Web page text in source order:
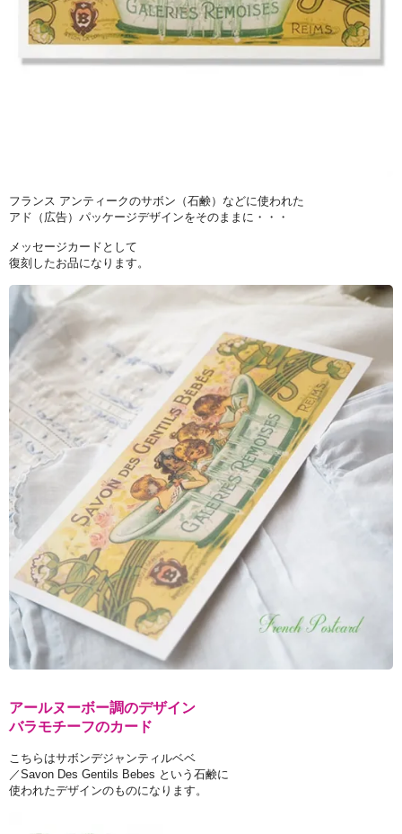
フランス アンティークのサボン（石鹸）などに使われた
アド（広告）パッケージデザインをそのままに・・・
メッセージカードとして
復刻したお品になります。
アールヌーボー調のデザイン
バラモチーフのカード
こちらはサボンデジャンティルベベ
／Savon Des Gentils Bebes という石鹸に
使われたデザインのものになります。